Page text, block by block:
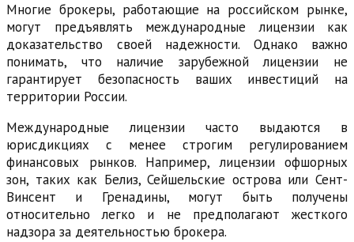
Многие брокеры, работающие на российском рынке,
могут предъявлять международные лицензии как
доказательство своей надежности. Однако важно
понимать, что наличие зарубежной лицензии не
гарантирует безопасность ваших инвестиций на
территории России.
Международные лицензии часто выдаются в
юрисдикциях с менее строгим регулированием
финансовых рынков. Например, лицензии офшорных
зон, таких как Белиз, Сейшельские острова или Сент-
Винсент и Гренадины, могут быть получены
относительно легко и не предполагают жесткого
надзора за деятельностью брокера.